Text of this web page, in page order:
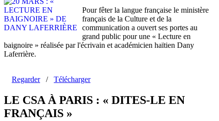
Pour fêter la langue française le ministère
français de la Culture et de la
communication a ouvert ses portes au
grand public pour une « Lecture en
baignoire » réalisée par l'écrivain et académicien haïtien Dany
Laferrière.
Regarder/ Télécharger
LE CSA À PARIS : « DITES-LE EN
FRANÇAIS »